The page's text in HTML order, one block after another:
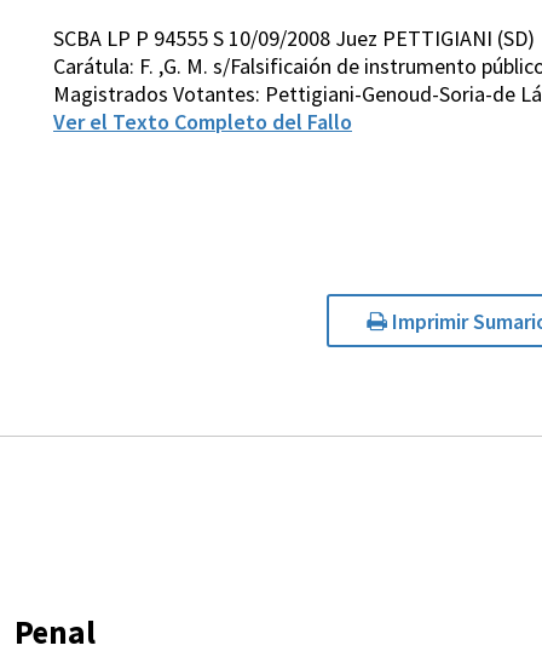
SCBA LP P 94555 S 10/09/2008 Juez PETTIGIANI (SD)
Carátula: F. ,G. M. s/Falsificaión de instrumento
Magistrados Votantes: Pettigiani-Genoud-Soria-de
Ver el Texto Completo del Fallo
Imprimir
Penal